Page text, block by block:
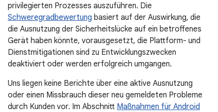
privilegierten Prozesses auszuführen. Die
Schweregradbewertung basiert auf der Auswirkung, die
die Ausnutzung der Sicherheitslücke auf ein betroffenes
Gerät haben könnte, vorausgesetzt, die Plattform- und
Dienstmitigationen sind zu Entwicklungszwecken
deaktiviert oder werden erfolgreich umgangen.
Uns liegen keine Berichte über eine aktive Ausnutzung
oder einen Missbrauch dieser neu gemeldeten Probleme
durch Kunden vor. Im Abschnitt Maßnahmen für Android